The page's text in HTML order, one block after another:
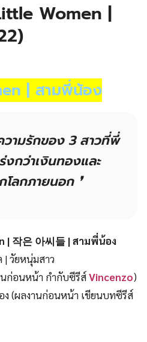
Women |
| สามพี่น้อง
วามรักของ 3 สาวที่พี่
กว่าเงินทองและ
ลกภายนอก ❜
| 작은 아씨들 | สามพี่น้อง
| วัยหนุ่มสาว
นก่อนหน้า กำกับซีรีส์Vincenzo)
ง (ผลงานก่อนหน้า เขียนบทซีรีส์